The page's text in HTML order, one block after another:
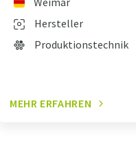
Hersteller
Produktionstechnik
MEHR ERFAHREN